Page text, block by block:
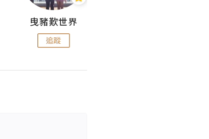
曳豬歎世界
追蹤